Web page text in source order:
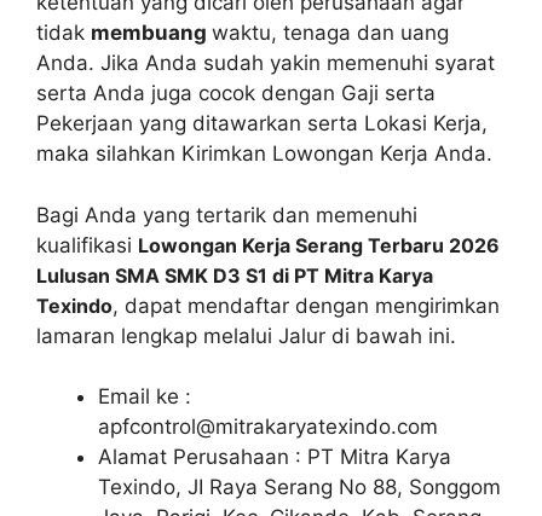
tidak membuang waktu, tenaga dan uang
Anda. Jika Anda sudah yakin memenuhi syarat
serta Anda juga cocok dengan Gaji serta
Pekerjaan yang ditawarkan serta Lokasi Kerja,
maka silahkan Kirimkan Lowongan Kerja Anda.
Bagi Anda yang tertarik dan memenuhi
kualifikasi Lowongan Kerja Serang Terbaru 2026
Lulusan SMA SMK D3 S1 di PT Mitra Karya
Texindo, dapat mendaftar dengan mengirimkan
lamaran lengkap melalui Jalur di bawah ini.
Email ke :
apfcontrol@mitrakaryatexindo.com
Alamat Perusahaan : PT Mitra Karya
Texindo, JI Raya Serang No 88, Songgom